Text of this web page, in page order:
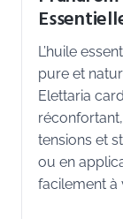
L’huile
pure et
Elettaria
tensions et
ou en
facilement à